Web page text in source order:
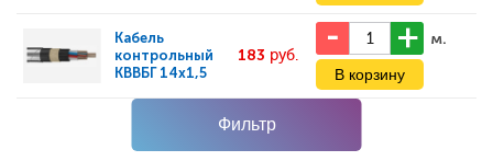
Кабель
контрольный
КВВБГ 14х1,5
183 руб.
м.
Фильтр